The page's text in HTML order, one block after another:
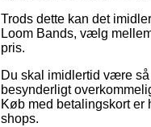
Trods dette kan det
Loom Bands, vælg
pris.
Du skal imidlertid være
besynderligt
Køb med betalingskort er
shops.